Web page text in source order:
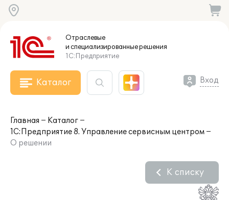
Отраслевые
и специализированныерешения
1С:Предприятие
Каталог Вход
Главная
Каталог
1С:Предприятие 8. Управление сервисным центром
О решении
К списку